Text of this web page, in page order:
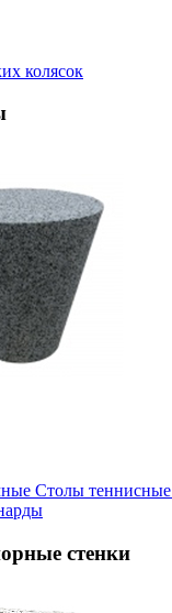
колясок
Cтолы теннисные
стенки